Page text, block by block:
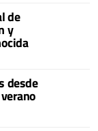
de
y
desde